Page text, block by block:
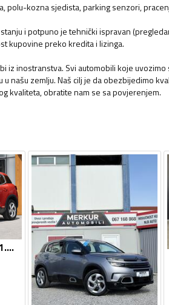
polu-kozna sjedista, parking senzori,
i potpuno je tehnički ispravan
kupovine preko kredita i lizinga.
iz inostranstva. Svi automobili koje
našu zemlju. Naš cilj je da obezbijedimo
kvaliteta, obratite nam se sa povjerenjem.
Citroen - C5 Aircross - 1.5 HDI